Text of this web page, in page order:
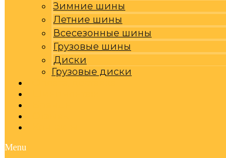
Зимние шины
Летние шины
Всесезонные шины
Грузовые шины
Диски
Грузовые диски
Menu